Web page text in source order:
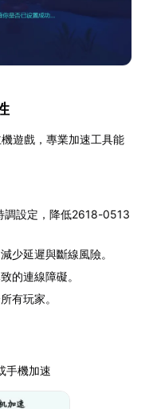
遊戲，專業加速工具能
調設定，降低2618-0513
少延遲與斷線風險。
的連線障礙。
有玩家。
手機加速